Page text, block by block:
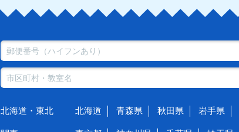
北海道・東北 北海道 青森県 秋田県 岩手県